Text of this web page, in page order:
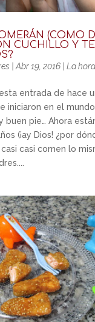
(COMO
CUCHILLO Y
Abr 19, 2016| La
entrada de hace
iniciaron en el
buen pie… Ahora
(¡ay Dios! ¿por
casi comen lo